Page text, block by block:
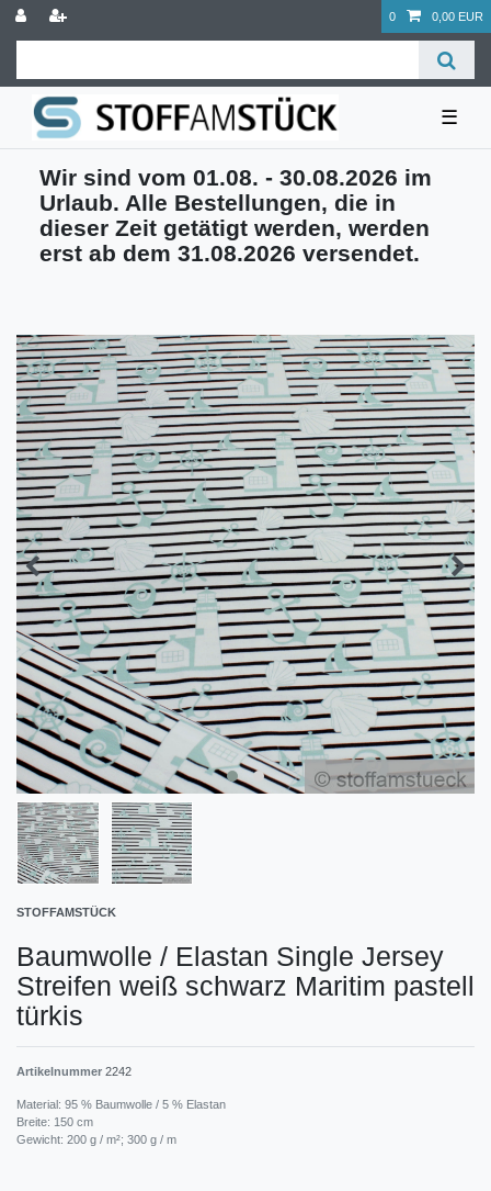
0 0,00 EUR
☰
Wir sind vom 01.08. - 30.08.2026 im
Urlaub. Alle Bestellungen, die in
dieser Zeit getätigt werden, werden
erst ab dem 31.08.2026 versendet.
STOFFAMSTÜCK
Baumwolle / Elastan Single Jersey
Streifen weiß schwarz Maritim pastell
türkis
Artikelnummer 2242
Material: 95 % Baumwolle / 5 % Elastan
Breite: 150 cm
Gewicht: 200 g / m²; 300 g / m